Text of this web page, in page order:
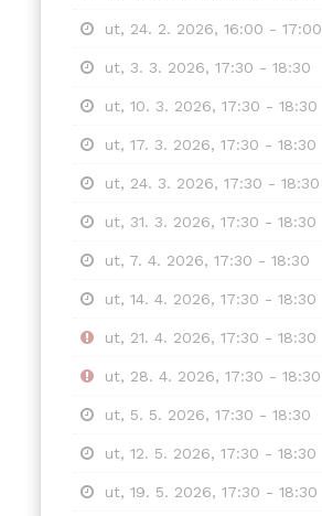
ut, 24. 2. 2026, 16:00 - 17:00
ut, 3. 3. 2026, 17:30 - 18:30
ut, 10. 3. 2026, 17:30 - 18:30
ut, 17. 3. 2026, 17:30 - 18:30
ut, 24. 3. 2026, 17:30 - 18:30
ut, 31. 3. 2026, 17:30 - 18:30
ut, 7. 4. 2026, 17:30 - 18:30
ut, 14. 4. 2026, 17:30 - 18:30
ut, 21. 4. 2026, 17:30 - 18:30
ut, 28. 4. 2026, 17:30 - 18:30
ut, 5. 5. 2026, 17:30 - 18:30
ut, 12. 5. 2026, 17:30 - 18:30
ut, 19. 5. 2026, 17:30 - 18:30